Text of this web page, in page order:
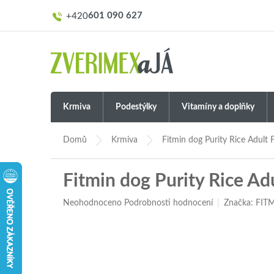
601 090 627
Krmiva Podestýlky Vitamíny a doplňky
Domů Krmiva Fitmin dog Purity Rice Adult
Fitmin dog Purity Rice
Průměrné
Neohodnoceno Podrobnosti hodnocení Značka: